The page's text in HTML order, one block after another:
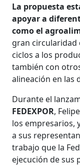
La propuesta
apoyar a
como el
gran circularidad
ciclos a los
también con
alineación en las
Durante el
FEDEXPOR,
los empresarios,
a sus
trabajo que la
ejecución de sus